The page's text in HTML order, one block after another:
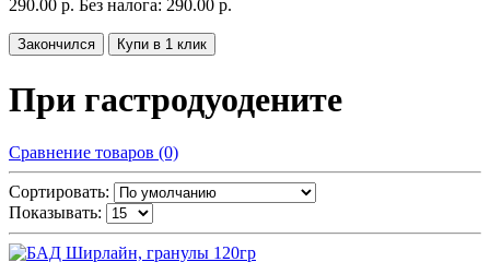
290.00 р. Без налога: 290.00 р.
Закончился Купи в 1 клик
При гастродуодените
Сравнение товаров (0)
Сортировать:
Показывать: